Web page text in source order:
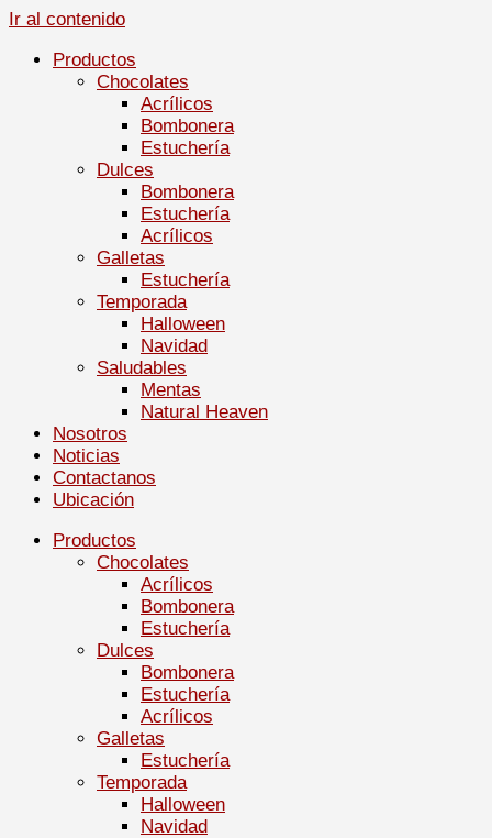
Ir al contenido
Productos
Chocolates
Acrílicos
Bombonera
Estuchería
Dulces
Bombonera
Estuchería
Acrílicos
Galletas
Estuchería
Temporada
Halloween
Navidad
Saludables
Mentas
Natural Heaven
Nosotros
Noticias
Contactanos
Ubicación
Productos
Chocolates
Acrílicos
Bombonera
Estuchería
Dulces
Bombonera
Estuchería
Acrílicos
Galletas
Estuchería
Temporada
Halloween
Navidad